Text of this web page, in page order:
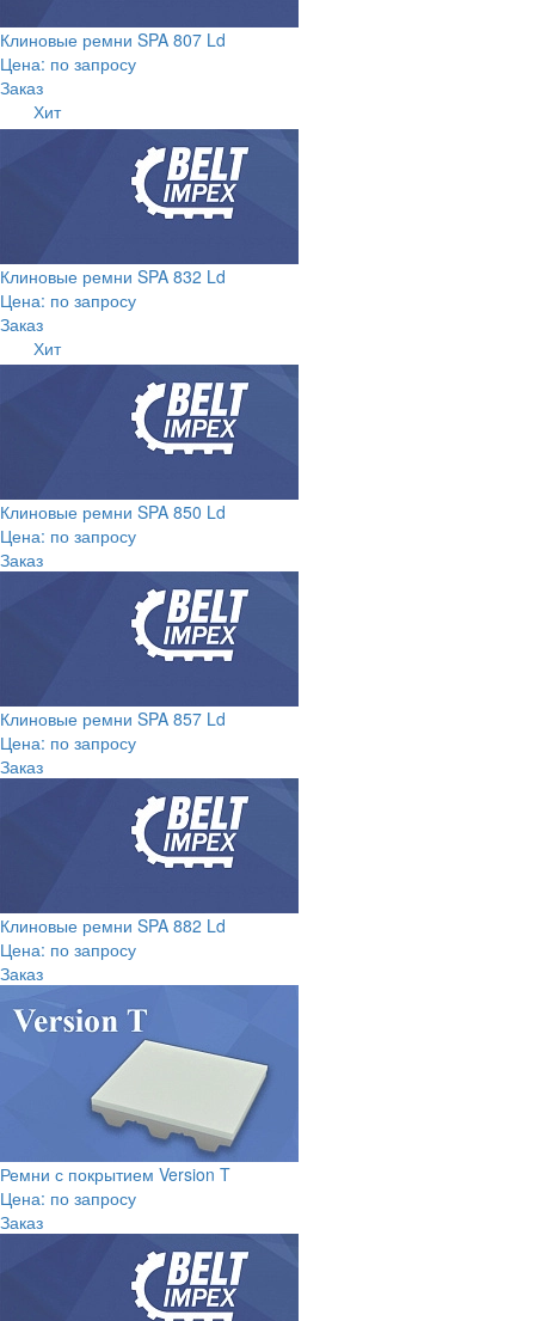
Клиновые ремни SPA 807 Ld
Цена: по запросу
Заказ
Хит
Клиновые ремни SPA 832 Ld
Цена: по запросу
Заказ
Хит
Клиновые ремни SPA 850 Ld
Цена: по запросу
Заказ
Клиновые ремни SPA 857 Ld
Цена: по запросу
Заказ
Клиновые ремни SPA 882 Ld
Цена: по запросу
Заказ
Ремни с покрытием Version T
Цена: по запросу
Заказ